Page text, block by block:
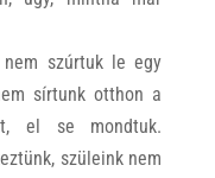
szúrtuk le egy
sírtunk otthon a
el se mondtuk.
szüleink nem